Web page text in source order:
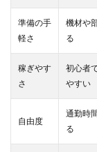
準備の手
軽さ
機材や
る
稼ぎやす
さ
初心者
やすい
自由度
通勤時
る